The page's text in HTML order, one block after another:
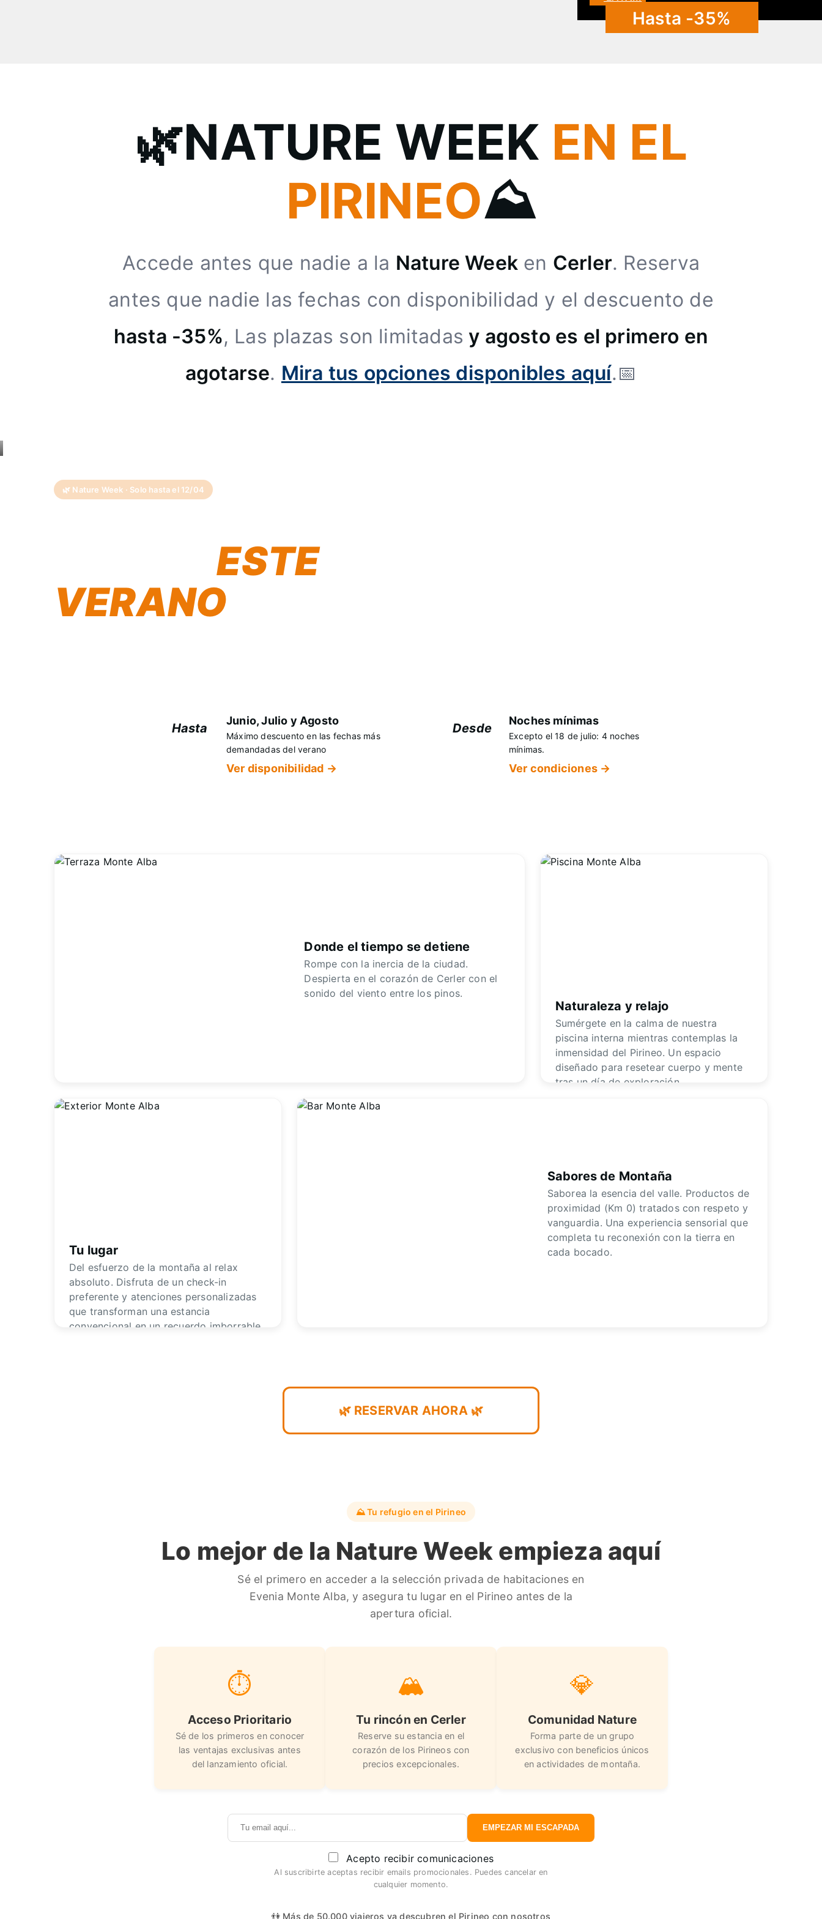
Hasta -35%
🌿NATURE WEEK EN EL
PIRINEO⛰️
Accede antes que nadie a la Nature Weeken Cerler. Reserva
antes que nadie las fechas con disponibilidad y el descuento de
hasta -35%, Las plazas son limitadas y agosto es el primero en
agotarse. Mira tus opciones disponibles aquí.📅
🌿 Nature Week · Solo hasta el 12/04
ESTE
VERANO
Hasta
-35%
Junio, Julio y Agosto
Máximo descuento en las fechas más
demandadas del verano
Ver disponibilidad →
Desde
Noches mínimas
Excepto el 18 de julio: 4 noches
mínimas.
Ver condiciones →
Donde el tiempo se detiene
Rompe con la inercia de la ciudad.
Despierta en el corazón de Cerler con el
sonido del viento entre los pinos.
Naturaleza y relajo
Sumérgete en la calma de nuestra
piscina interna mientras contemplas la
inmensidad del Pirineo. Un espacio
diseñado para resetear cuerpo y mente
tras un día de exploración.
Tu lugar
Del esfuerzo de la montaña al relax
absoluto. Disfruta de un check-in
preferente y atenciones personalizadas
que transforman una estancia
convencional en un recuerdo imborrable.
Sabores de Montaña
Saborea la esencia del valle. Productos de
proximidad (Km 0) tratados con respeto y
vanguardia. Una experiencia sensorial que
completa tu reconexión con la tierra en
cada bocado.
🌿 RESERVAR AHORA 🌿
⛰️ Tu refugio en el Pirineo
Lo mejor de la Nature Week empieza aquí
Sé el primero en acceder a la selección privada de habitaciones en
Evenia Monte Alba, y asegura tu lugar en el Pirineo antes de la
apertura oficial.
⏱️
Acceso Prioritario
Sé de los primeros en conocer
las ventajas exclusivas antes
del lanzamiento oficial.
🏔️
Tu rincón en Cerler
Reserve su estancia en el
corazón de los Pirineos con
precios excepcionales.
💎
Comunidad Nature
Forma parte de un grupo
exclusivo con beneficios únicos
en actividades de montaña.
EMPEZAR MI ESCAPADA
Acepto recibir comunicaciones
Al suscribirte aceptas recibir emails promocionales. Puedes cancelar en
cualquier momento.
👫 Más de 50.000 viajeros ya descubren el Pirineo con nosotros